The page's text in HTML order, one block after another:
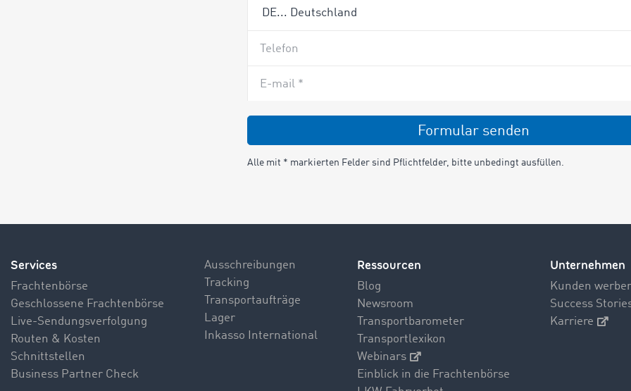
Telefon
E-mail *
Formular senden
Alle mit * markierten Felder sind Pflichtfelder, bitte unbedingt ausfüllen.
Services
Frachtenbörse
Geschlossene Frachtenbörse
Live-Sendungsverfolgung
Routen & Kosten
Schnittstellen
Business Partner Check
Ausschreibungen
Tracking
Transportaufträge
Lager
Inkasso International
Ressourcen
Blog
Newsroom
Transportbarometer
Transportlexikon
Webinars
Einblick in die Frachtenbörse
Unternehmen
Kunden
Success
Karriere